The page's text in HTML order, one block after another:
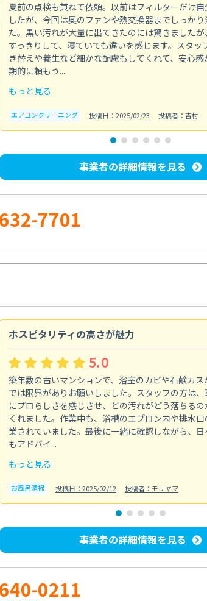
夏前の点検も兼ねて依頼。以前はフィルターだけ
したが、今回は奥のファンや熱交換器までしっかり
た。黒い汚れが大量に出てきたのには驚きました
すっきりして、寝ていても違いを感じます。スタッ
き替えや養生など細かな配慮もしてくれて、安心
期的に頼もう...
もっと見る
エアコンクリーニング 投稿日：2025/02/23 投稿者：吉村
事業者の詳細情報を見る
7701
ホスピタリティの高さが魅力
5.0
築年数の古いマンションで、浴室のカビや石鹸カ
では限界がありお願いしました。スタッフの方は
にプロらしさを感じさせ、どの汚れがどう落ちる
くれました。作業中も、浴槽のエプロン内や排水
業されていました。最後に一緒に確認しながら、
もアドバイ...
もっと見る
お風呂清掃 投稿日：2025/02/12 投稿者：モリヤマ
事業者の詳細情報を見る
0211